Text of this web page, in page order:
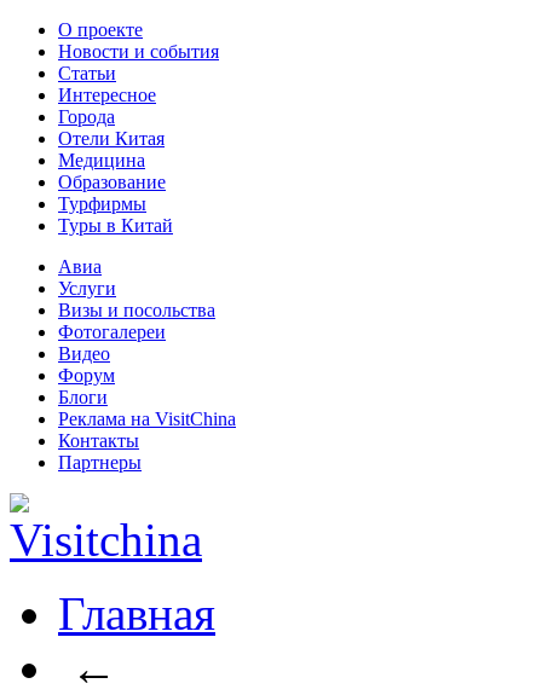
О проекте
Новости и события
Статьи
Интересное
Города
Отели Китая
Медицина
Образование
Турфирмы
Туры в Китай
Авиа
Услуги
Визы и посольства
Фотогалереи
Видео
Форум
Блоги
Реклама на VisitChina
Контакты
Партнеры
Главная
←